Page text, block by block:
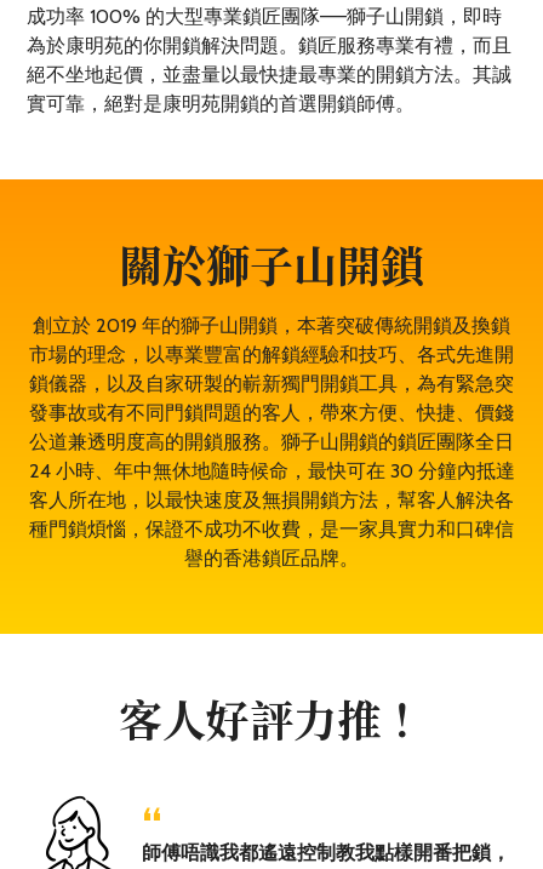
成功率 100% 的大型專業鎖匠團隊——獅子山開鎖，即時
為於康明苑的你開鎖解決問題。鎖匠服務專業有禮，而且
絕不坐地起價，並盡量以最快捷最專業的開鎖方法。其誠
實可靠，絕對是康明苑開鎖的首選開鎖師傅。
關於獅子山開鎖
創立於 2019 年的獅子山開鎖，本著突破傳統開鎖及換鎖
市場的理念，以專業豐富的解鎖經驗和技巧、各式先進開
鎖儀器，以及自家研製的嶄新獨門開鎖工具，為有緊急突
發事故或有不同門鎖問題的客人，帶來方便、快捷、價錢
公道兼透明度高的開鎖服務。獅子山開鎖的鎖匠團隊全日
24 小時、年中無休地隨時候命，最快可在 30 分鐘內抵達
客人所在地，以最快速度及無損開鎖方法，幫客人解決各
種門鎖煩惱，保證不成功不收費，是一家具實力和口碑信
譽的香港鎖匠品牌。
客人好評力推！
“
師傅唔識我都遙遠控制教我點樣開番把鎖，